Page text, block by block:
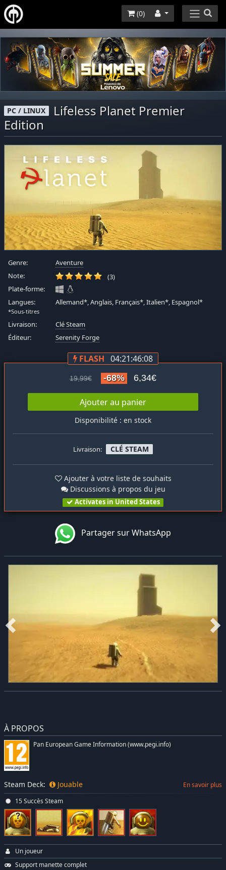
(0)
PC / LINUX
Lifeless Planet Premier
Edition
Genre:
Aventure
Note:
(3)
Plate-forme:
Langues:
*Sous-titres
Allemand*, Anglais, Français*, Italien*, Espagnol*
Livraison:
Clé Steam
Éditeur:
Serenity Forge
FLASH 04:21:46:08
19,99€ -68% 6,34€
Ajouter au panier
Disponibilité : en stock
Livraison: CLÉ STEAM
Ajouter à votre liste de souhaits
Discussions à propos du jeu
Activates in United States
Partager sur WhatsApp
À PROPOS
Pan European Game Information (www.pegi.info)
Steam Deck: Jouable En savoir plus
15 Succès Steam
Un joueur
Support manette complet